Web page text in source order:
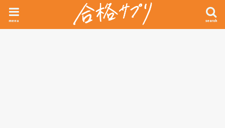
search
menu